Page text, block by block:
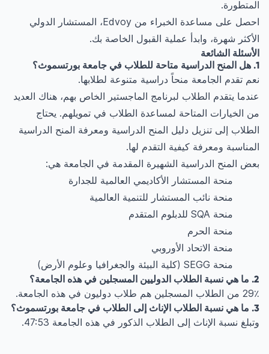
المتطورة.
احصل على مساعدة الخبراء من Edvoy، المستشار الدولي
الأكثر شهرة، وابدأ عملية القبول الخاصة بك.
الأسئلة الشائعة
1. هل المنح الدراسية متاحة للطلاب في جامعة بورتسموث؟
نعم تقدم الجامعة منحاً دراسية متنوعة لطلابها.
عندما يتقدم الطلاب لبرنامج الماجستير الخاص بهم، هناك العديد
من الخيارات المتاحة لمساعدة الطلاب في تمويلهم. يحتاج
الطلاب إلى تنزيل دليل المنح الدراسية ومعرفة المنح الدراسية
المناسبة ومعرفة كيفية التقدم لها.
بعض المنح الدراسية الشهيرة المقدمة في الجامعة هي:
منحة المستشار الأكاديمي العالمية للجدارة
منحة نائب المستشار للتنمية العالمية
منحة SQA للدبلوم المتقدم
منحة الحرم
منحة الاتحاد الأوروبي
منحة SEGG (كلية البيئة والجغرافيا وعلوم الأرض)
2. ما هي نسبة الطلاب الدوليين المسجلين في هذه الجامعة؟
29٪ من الطلاب المسجلين هم طلاب دوليون في هذه الجامعة.
3. ما هي نسبة الطلاب الإناث إلى الطلاب في جامعة بورتسموث؟
وتبلغ نسبة الإناث إلى الطلاب الذكور في هذه الجامعة 47:53.